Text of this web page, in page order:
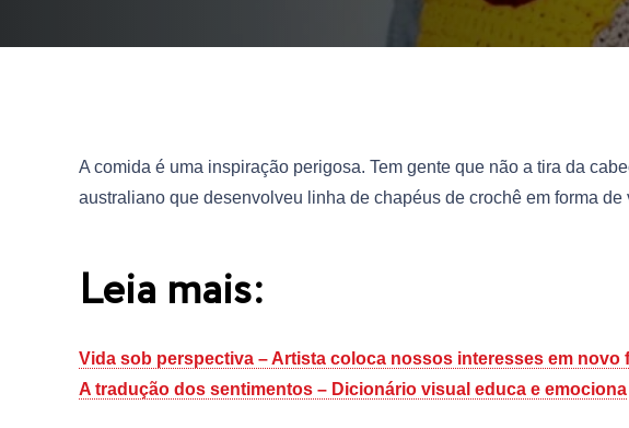
A comida é uma inspiração perigosa. Tem gente que não a tira da
australiano que desenvolveu linha de chapéus de crochê em forma
Leia mais:
Vida sob perspectiva – Artista coloca nossos interesses em novo
A tradução dos sentimentos – Dicionário visual educa e emociona